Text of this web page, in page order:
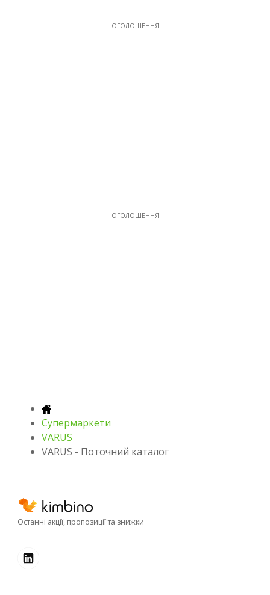
ОГОЛОШЕННЯ
ОГОЛОШЕННЯ
Супермаркети
VARUS
VARUS - Поточний каталог
Останні акції, пропозиції та знижки